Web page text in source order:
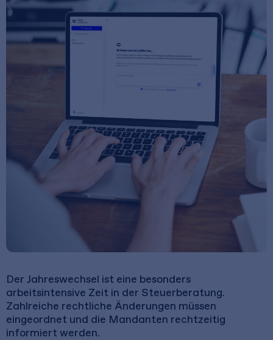
Der Jahreswechsel ist eine besonders
arbeitsintensive Zeit in der Steuerberatung.
Zahlreiche rechtliche Änderungen müssen
eingeordnet und die Mandanten rechtzeitig
informiert werden.